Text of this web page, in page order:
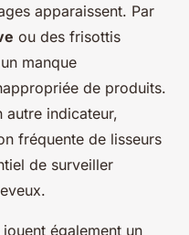
apparaissent. Par
ou des frisottis
manque
de produits.
autre indicateur,
fréquente de lisseurs
de surveiller
également un